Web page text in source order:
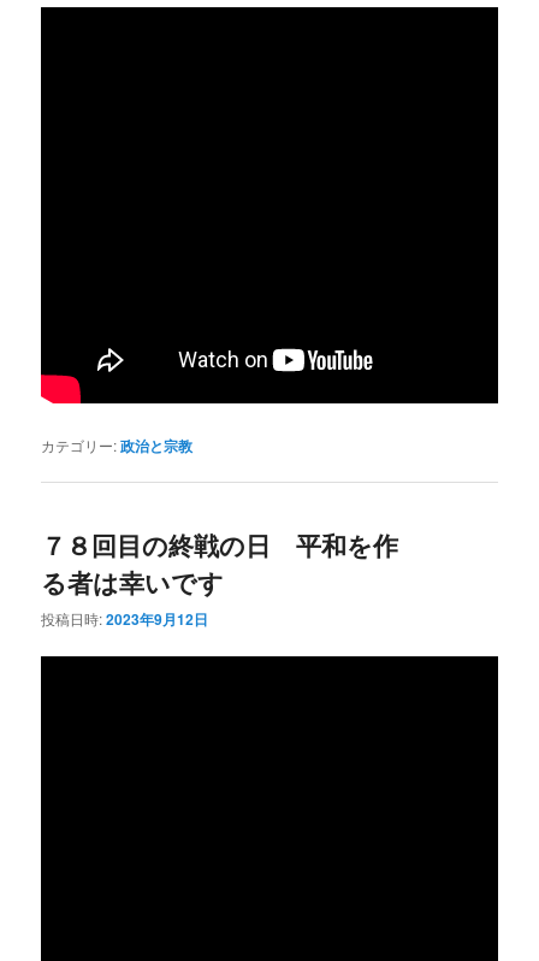
カテゴリー:政治と宗教
７８回目の終戦の日 平和を作
る者は幸いです
投稿日時:2023年9月12日